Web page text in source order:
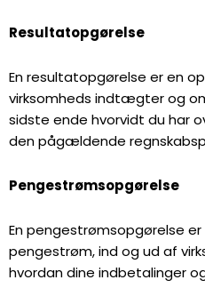
Resultatopgørelse
En resultatopgørelse er en
virksomheds indtægter og
sidste ende hvorvidt du har
den pågældende
Pengestrømsopgørelse
En pengestrømsopgørelse
pengestrøm, ind og ud af
hvordan dine indbetalinger